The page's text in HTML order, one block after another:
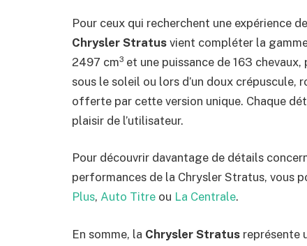
Pour ceux qui recherchent une expérience
Chrysler Stratus vient compléter la
2497 cm³ et une puissance de 163
sous le soleil ou lors d’un doux crépuscule,
offerte par cette version unique. Chaque
plaisir de l’utilisateur.
Pour découvrir davantage de détails
performances de la Chrysler Stratus, vous
Plus, Auto Titre ou La Centrale.
En somme, la Chrysler Stratus représente